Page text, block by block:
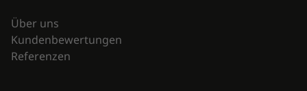
Über uns
Kundenbewertungen
Referenzen